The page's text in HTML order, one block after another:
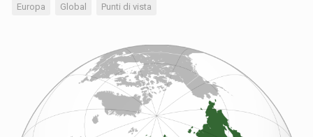
Europa Global Punti di vista